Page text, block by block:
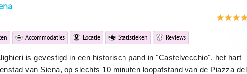
Accommodaties Locatie Statistieken Reviews
is gevestigd in een historisch pand in "Castelvecchio", het hart
van Siena, op slechts 10 minuten loopafstand van de Piazza del